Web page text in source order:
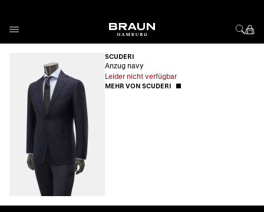
SCUDERI
Anzug navy
Leider nicht verfügbar
MEHR VON SCUDERI